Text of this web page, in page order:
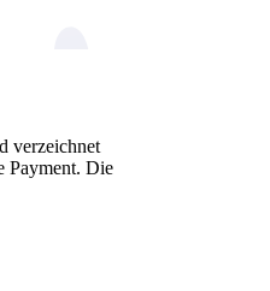
verzeichnet
Payment. Die